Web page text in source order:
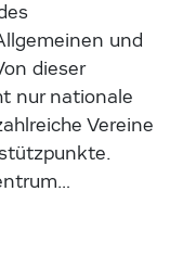
und
dieser
nur nationale
Vereine